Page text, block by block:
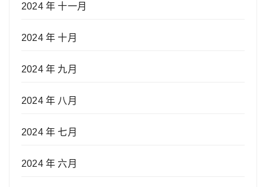
2024 年 十一月
2024 年 十月
2024 年 九月
2024 年 八月
2024 年 七月
2024 年 六月